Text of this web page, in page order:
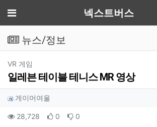
메뉴 넥스트버스
뉴스/정보
VR 게임
일레븐 테이블 테니스 MR 영상
작성자 정보
게이머여울
컨텐츠 정보
28,728 조회 0 추천 0